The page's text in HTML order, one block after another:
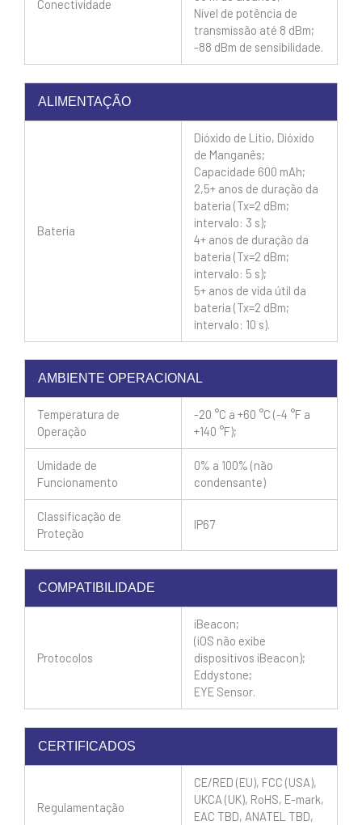
Conectividade
Nível de potência de
transmissão até 8 dBm;
-88 dBm de sensibilidade.
ALIMENTAÇÃO
Bateria
Dióxido de Lítio, Dióxido
de Manganês;
Capacidade 600 mAh;
2,5+ anos de duração da
bateria (Tx=2 dBm;
intervalo: 3 s);
4+ anos de duração da
bateria (Tx=2 dBm;
intervalo: 5 s);
5+ anos de vida útil da
bateria (Tx=2 dBm;
intervalo: 10 s).
AMBIENTE OPERACIONAL
Temperatura de
Operação
-20 °C a +60 °C (-4 °F a
+140 °F);
Umidade de
Funcionamento
0% a 100% (não
condensante)
Classificação de
Proteção
IP67
COMPATIBILIDADE
Protocolos
iBeacon;
(iOS não exibe
dispositivos iBeacon);
Eddystone;
EYE Sensor.
CERTIFICADOS
Regulamentação
CE/RED (EU), FCC (USA),
UKCA (UK), RoHS, E-mark,
EAC TBD, ANATEL TBD,